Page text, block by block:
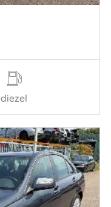
diezel